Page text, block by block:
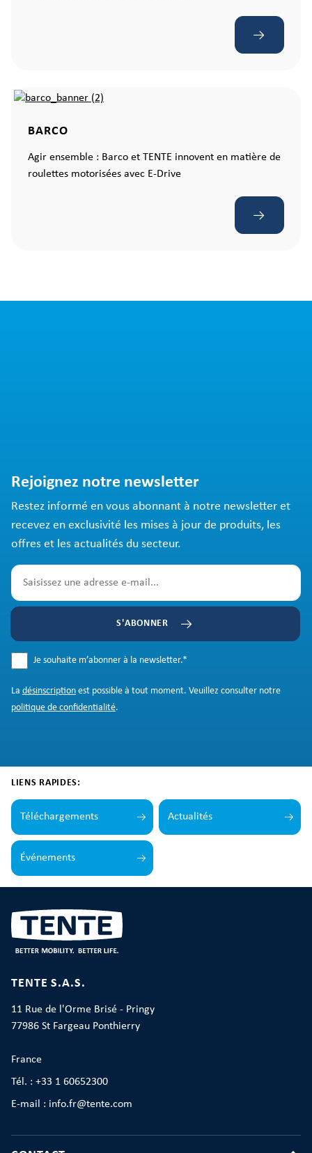
BARCO
Agir ensemble : Barco et TENTE innovent en matière de
roulettes motorisées avec E-Drive
Rejoignez notre newsletter
Restez informé en vous abonnant à notre newsletter et
recevez en exclusivité les mises à jour de produits, les
offres et les actualités du secteur.
S'ABONNER
Je souhaite m’abonner à la newsletter.*
La désinscription est possible à tout moment. Veuillez consulter notre
politique de confidentialité.
LIENS RAPIDES:
Téléchargements Actualités
Événements
TENTE S.A.S.
11 Rue de l'Orme Brisé - Pringy
77986 St Fargeau Ponthierry
France
Tél. : +33 1 60652300
E-mail : info.fr@tente.com